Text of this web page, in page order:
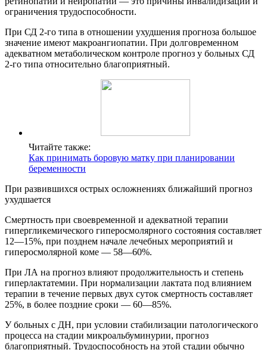
ограничения трудоспособности.
При СД 2-го типа в отношении ухудшения прогноза большое
значение имеют макроангиопатии. При долговременном
адекватном метаболическом контроле прогноз у больных СД
2-го типа относительно благоприятный.
Читайте также:
Как принимать боровую матку при планировании
беременности
При развившихся острых осложнениях ближайший прогноз
ухудшается
Смертность при своевременной и адекватной терапии
гипергликемического гиперосмолярного состояния составляет
12—15%, при позднем начале лечебных мероприятий и
гиперосмолярной коме — 58—60%.
При ЛА на прогноз влияют продолжительность и степень
гиперлактатемии. При нормализации лактата под влиянием
терапии в течение первых двух суток смертность составляет
25%, в более поздние сроки — 60—85%.
У больных с ДН, при условии стабилизации патологического
процесса на стадии микроальбуминурии, прогноз
благоприятный. Трудоспособность на этой стадии обычно